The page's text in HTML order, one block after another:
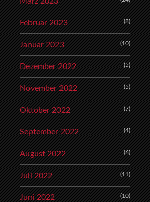
Februar 2023 (8)
Januar 2023 (10)
Dezember 2022 (5)
November 2022 (5)
Oktober 2022 (7)
September 2022 (4)
August 2022 (6)
Juli 2022 (11)
Juni 2022 (10)